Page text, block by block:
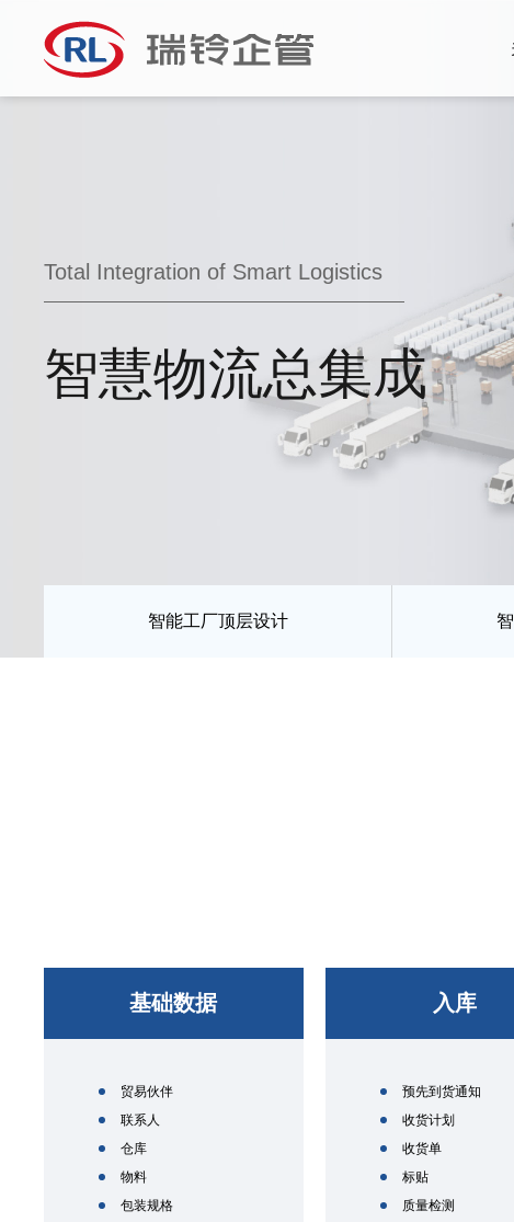
Total Integration of Smart Logistics
智慧物流总集成
智能工厂顶层设计
基础数据
贸易伙伴
联系人
仓库
物料
包装规格
入库
预先到货通知
收货计划
收货单
标贴
质量检测